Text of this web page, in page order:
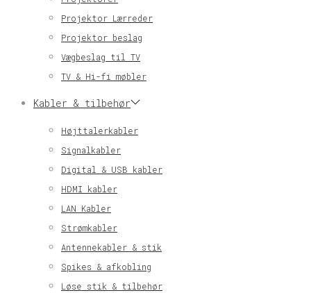
Projektor Lærreder
Projektor beslag
Vægbeslag til TV
TV & Hi-fi møbler
Kabler & tilbehør
Højttalerkabler
Signalkabler
Digital & USB kabler
HDMI kabler
LAN Kabler
Strømkabler
Antennekabler & stik
Spikes & afkobling
Løse stik & tilbehør